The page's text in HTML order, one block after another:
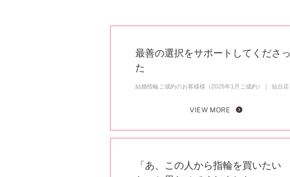
最善の選択をサポートしてくださっ
た
結婚指輪ご成約のお客様様（2026年1月ご成約） 仙台店
VIEW MORE
「あ、この人から指輪を買いたい